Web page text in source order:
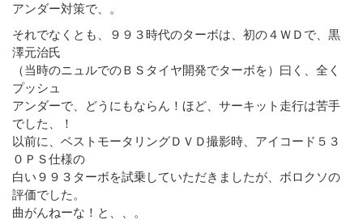
アンダー対策で、。
それでなくとも、９９３時代のターボは、初の４ＷＤで、黒
澤元治氏
（当時のニュルでのＢＳタイヤ開発でターボを）曰く、全く
プッシュ
アンダーで、どうにもならん！ほど、サーキット走行は苦手
でした、！
以前に、ベストモータリングＤＶＤ撮影時、アイコード５３
０ＰＳ仕様の
白い９９３ターボを試乗していただきましたが、ボロクソの
評価でした。
曲がんねーな！と、、。